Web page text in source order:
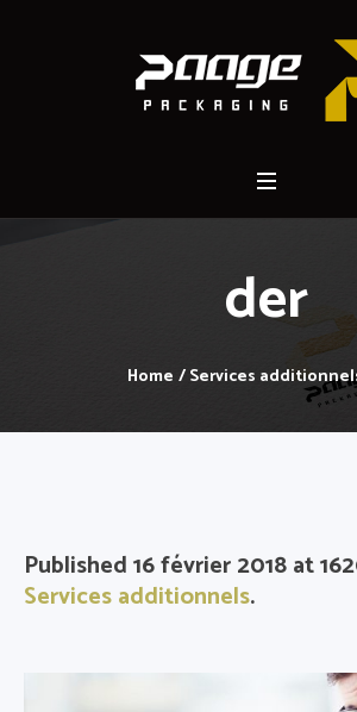
der
Home /Services
Published16 février 2018at
Services additionnels.